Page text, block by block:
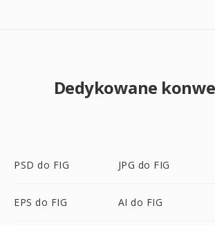
Dedykowane
PSD do FIG JPG do FIG
EPS do FIG AI do FIG